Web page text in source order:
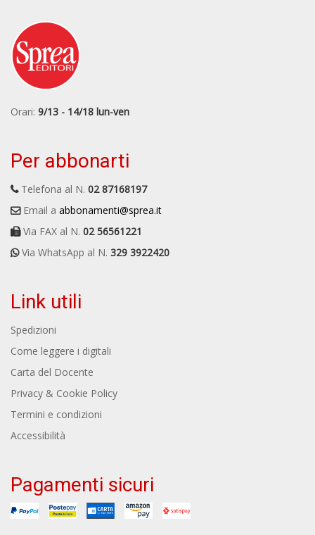
Orari: 9/13 - 14/18 lun-ven
Per abbonarti
Telefona al N. 02 87168197
Email a abbonamenti@sprea.it
Via FAX al N. 02 56561221
Via WhatsApp al N. 329 3922420
Link utili
Spedizioni
Come leggere i digitali
Carta del Docente
Privacy & Cookie Policy
Termini e condizioni
Accessibilità
Pagamenti sicuri